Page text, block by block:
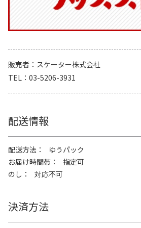
販売者
スケーター株式会社
TEL
03-5206-3931
配送情報
配送方法
ゆうパック
お届け時間帯
指定可
のし
対応不可
決済方法